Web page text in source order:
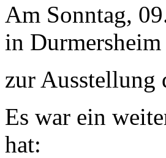
Am Sonntag,
in Durmersheim
zur Ausstellung
Es war ein
hat: